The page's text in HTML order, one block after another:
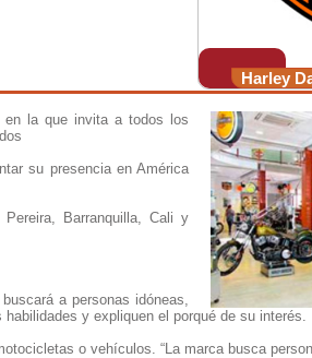
Harley
en la que invita a todos los
su presencia en América
Barranquilla, Cali y
a personas idóneas,
y expliquen el porqué de su interés.
o vehículos. “La marca busca